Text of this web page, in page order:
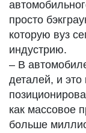
просто
которую вуз
индустрию.
– В
деталей, и это
как массовое
больше